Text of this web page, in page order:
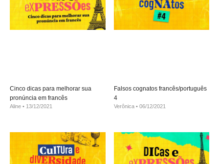
Cinco dicas para melhorar sua
pronúncia em francês
Aline 13/12/2021
Falsos cognatos francês/português
4
Verônica 06/12/2021